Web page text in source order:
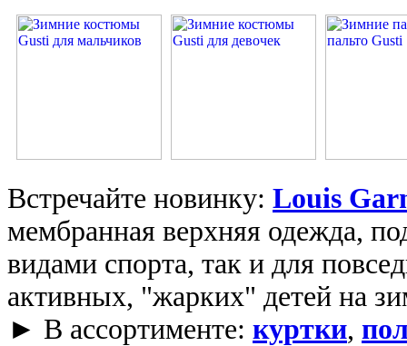
Встречайте новинку: Louis
мембранная верхняя одежда,
видами спорта, так и для
активных, "жарких" детей на
► В ассортименте: куртки,